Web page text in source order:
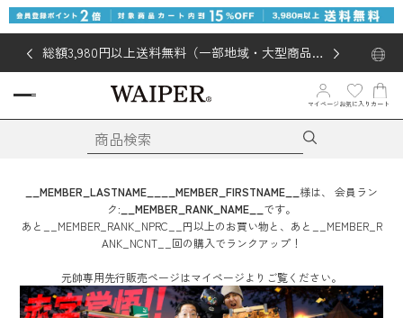
総額3,980円以上送料無料（一部地域・大型商品対
マイページ お気に入り カート
__MEMBER_LASTNAME__ __MEMBER_FIRSTNAME__ 様は、
会員ラン
ク: __MEMBER_RANK_NAME__ です。
あと
__MEMBER_RANK_NPRC__ 円以上のお買い物と、あと
__MEMBER_R
ANK_NCNT__ 回の購入でランクアップ！
元帥専用先行販売ページはマイページよりご覧ください。